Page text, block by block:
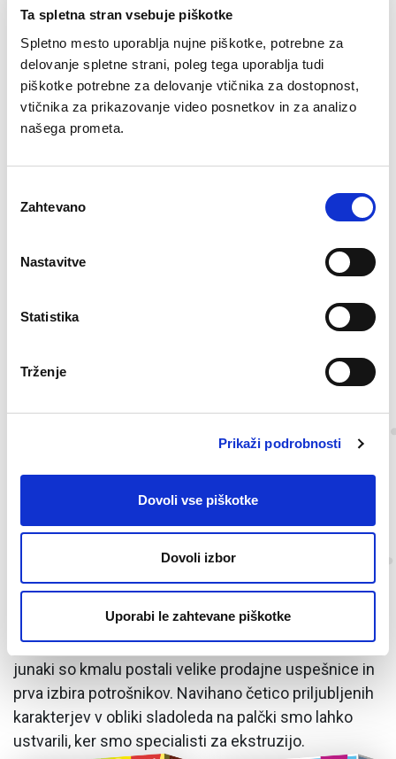
Ta spletna stran vsebuje piškotke
Spletno mesto uporablja nujne piškotke, potrebne za
delovanje spletne strani, poleg tega uporablja tudi
piškotke potrebne za delovanje vtičnika za dostopnost,
vtičnika za prikazovanje video posnetkov in za analizo
našega prometa.
soglasja
Zahtevano
Nastavitve
Statistika
Trženje
Prikaži podrobnosti
Dovoli vse piškotke
Dovoli izbor
Uporabi le zahtevane piškotke
v sladko pregreho, ki si jo lahko privoščite brez slabe
vesti. Potrebujete hitro rešitev za mini lakoto?
Predlagamo sladoledni prigrizek, ki je navdušil
zahtevne ljubitelje sladoleda že v 11 državah in
prejel številne nagrade za inovativnost.
Izberite brez slabe vesti
obliki licenciranih karakterjev
Licence
Vaši najljubši karakterji v podobi
slastnega sladoleda
Pepa, Minioni in Spuži Kvadratnik so priljubljeni risani
junaki, ki jih ni bilo najlažje preliti v sladoledno maso
in oblikovati v prepoznavne podobe. Vsi sladoledni
junaki so kmalu postali velike prodajne uspešnice in
prva izbira potrošnikov. Navihano četico priljubljenih
karakterjev v obliki sladoleda na palčki smo lahko
ustvarili, ker smo specialisti za ekstruzijo.